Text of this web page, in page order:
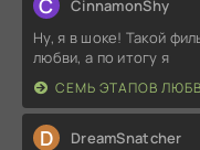
C CinnamonShy
Ну, я в шоке! Такой
любви, а по итогу я
СЕМЬ ЭТАПОВ
D DreamSnatcher